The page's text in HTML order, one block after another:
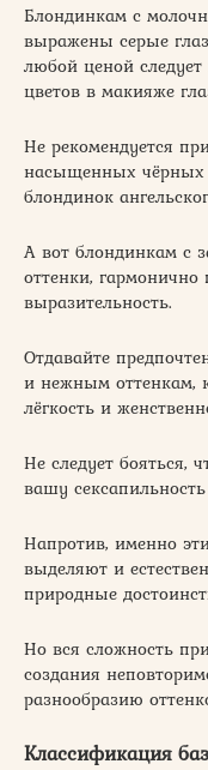
Блондинкам с
выражены серые
любой ценой
цветов в макияже
Не рекомендуется
насыщенных чёрных
блондинок
А вот блондинкам с
оттенки,
выразительность.
Отдавайте
и нежным оттенкам,
лёгкость и
Не следует бояться,
вашу
Напротив, именно
выделяют и
природные
Но вся сложность
создания
разнообразию
Классификация